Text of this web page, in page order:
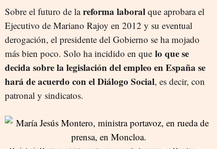
Sobre el futuro de lareforma laboral que aprobara el
Ejecutivo de Mariano Rajoy en 2012 y su eventual
derogación, el presidente del Gobierno se ha mojado
más bien poco. Solo ha incidido en que lo que se
decida sobre la legislación del empleo en España se
hará de acuerdo con el Diálogo Social, es decir, con
patronal y sindicatos.